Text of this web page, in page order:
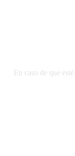
En caso de que